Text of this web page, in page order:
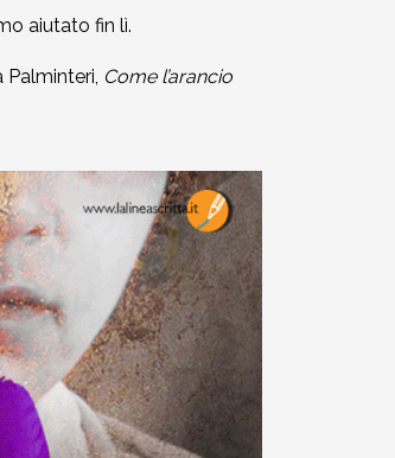
aiutato fin lì.
Palminteri, Come l’arancio